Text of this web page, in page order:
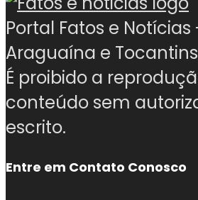
Portal Fatos e
Araguaína e
É proibido a
conteúdo sem
escrito.
Entre em Contato Conosco